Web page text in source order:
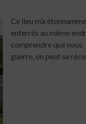
Ce lieu m’a
enterrés au même
comprendre que nous
guerre, on peut se